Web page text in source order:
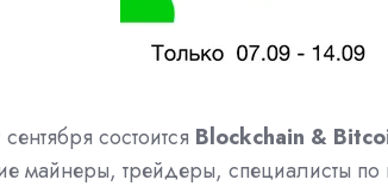
состоится Blockchain &
майнеры, трейдеры, специалисты